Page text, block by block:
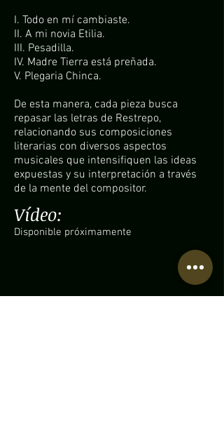
I. Todo en mí cambiaste.
II. A mi novia Etilia.
III. Pesadilla.
IV. Madre Tierra está preñada.
V. Plegaria Chinca.
De esta manera, cada pieza busca
repasar las letras de Restrepo,
relacionando sus composiciones
literarias con diversos aspectos
musicales que intensifiquen las ideas
expuestas y su interpretación a través
de la mente del compositor.
Vídeo:
Disponible próximamente